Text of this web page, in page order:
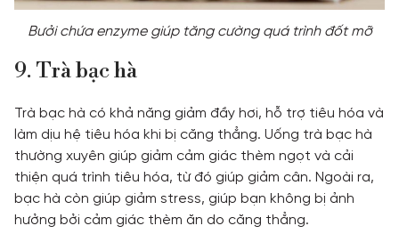
Bưởi chứa enzyme giúp tăng cường quá trình đốt mỡ
9. Trà bạc hà
Trà bạc hà có khả năng giảm đầy hơi, hỗ trợ tiêu hóa và
làm dịu hệ tiêu hóa khi bị căng thẳng. Uống trà bạc hà
thường xuyên giúp giảm cảm giác thèm ngọt và cải
thiện quá trình tiêu hóa, từ đó giúp giảm cân. Ngoài ra,
bạc hà còn giúp giảm stress, giúp bạn không bị ảnh
hưởng bởi cảm giác thèm ăn do căng thẳng.